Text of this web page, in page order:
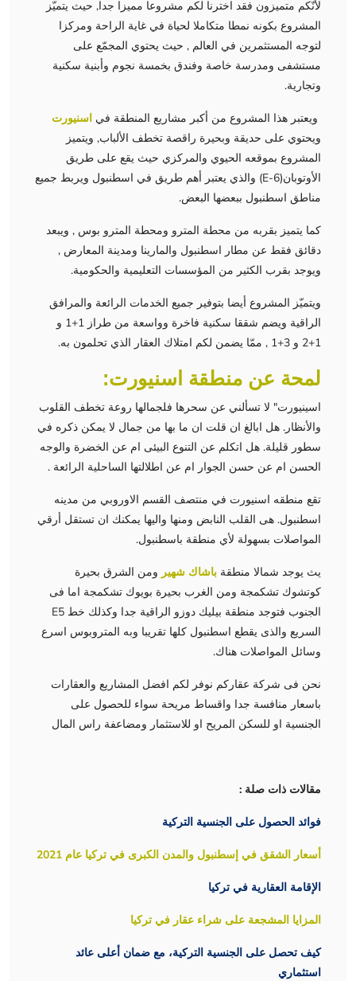
لأنّكم متميزون فقد اخترنا لكم مشروعا مميزا جدا, حيث يتميّز
المشروع بكونه نمطا متكاملا لحياة في غاية الراحة ومركزا
لتوجه المستثمرين في العالم , حيث يحتوي المجمّع على
مستشفى ومدرسة خاصة وفندق بخمسة نجوم وأبنية سكنية
وتجارية.
ويعتبر هذا المشروع من أكبر مشاريع المنطقة في اسنيورت
ويحتوي على حديقة وبحيرة راقصة تخطف الألباب, ويتميز
المشروع بموقعه الحيوي والمركزي حيث يقع على طريق
الأوتوبان(E-6) والذي يعتبر أهم طريق في اسطنبول ويربط جميع
مناطق اسطنبول ببعضها البعض.
كما يتميز بقربه من محطة المترو ومحطة المترو بوس , ويبعد
دقائق فقط عن مطار اسطنبول والمارينا ومدينة المعارض ,
ويوجد بقرب الكثير من المؤسسات التعليمية والحكومية.
ويتميّز المشروع أيضا بتوفير جميع الخدمات الرائعة والمرافق
الراقية ويضم شققا سكنية فاخرة وواسعة من طراز 1+1 و
1+2 و 3+1 , ممّا يضمن لكم امتلاك العقار الذي تحلمون به.
لمحة عن منطقة اسنيورت:
اسينيورت" لا تسألني عن سحرها فلجمالها روعة تخطف القلوب
والأنظار. هل ابالغ ان قلت ان ما بها من جمال لا يمكن ذكره في
سطور قليلة. هل اتكلم عن التنوع البيئى ام عن الخضرة والوجه
الحسن ام عن حسن الجوار ام عن اطلالتها الساحلية الرائعة .
تقع منطقه اسنيورت في منتصف القسم الاوروبي من مدينه
اسطنبول. هى القلب النابض ومنها واليها يمكنك ان تستقل أرقي
المواصلات بسهولة لأي منطقة باسطنبول.
يث يوجد شمالا منطقة باشاك شهير ومن الشرق بحيرة
كوتشوك تشكمجة ومن الغرب بحيرة بويوك تشكمجة اما فى
الجنوب فتوجد منطقة بيليك دوزو الراقية جدا وكذلك خط E5
السريع والذى يقطع اسطنبول كلها تقريبا وبه المتروبوس اسرع
وسائل المواصلات هناك.
نحن فى شركة عقاركم نوفر لكم افضل المشاريع والعقارات
باسعار منافسة جدا واقساط مريحة سواء للحصول على
الجنسية او للسكن المريح او للاستثمار ومضاعفة راس المال
مقالات ذات صلة :
فوائد الحصول على الجنسية التركية
أسعار الشقق في إسطنبول والمدن الكبرى في تركيا عام 2021
الإقامة العقارية في تركيا
المزايا المشجعة على شراء عقار في تركيا
كيف تحصل على الجنسية التركية، مع ضمان أعلى عائد
استثماري